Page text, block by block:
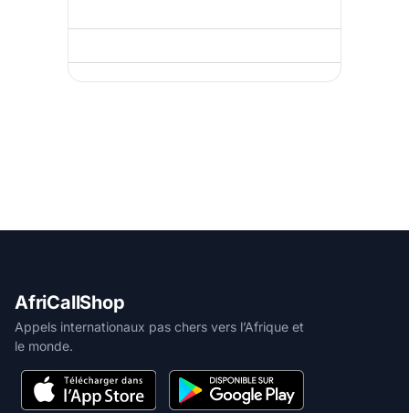
AfriCallShop
Appels internationaux pas chers vers l’Afrique et
le monde.